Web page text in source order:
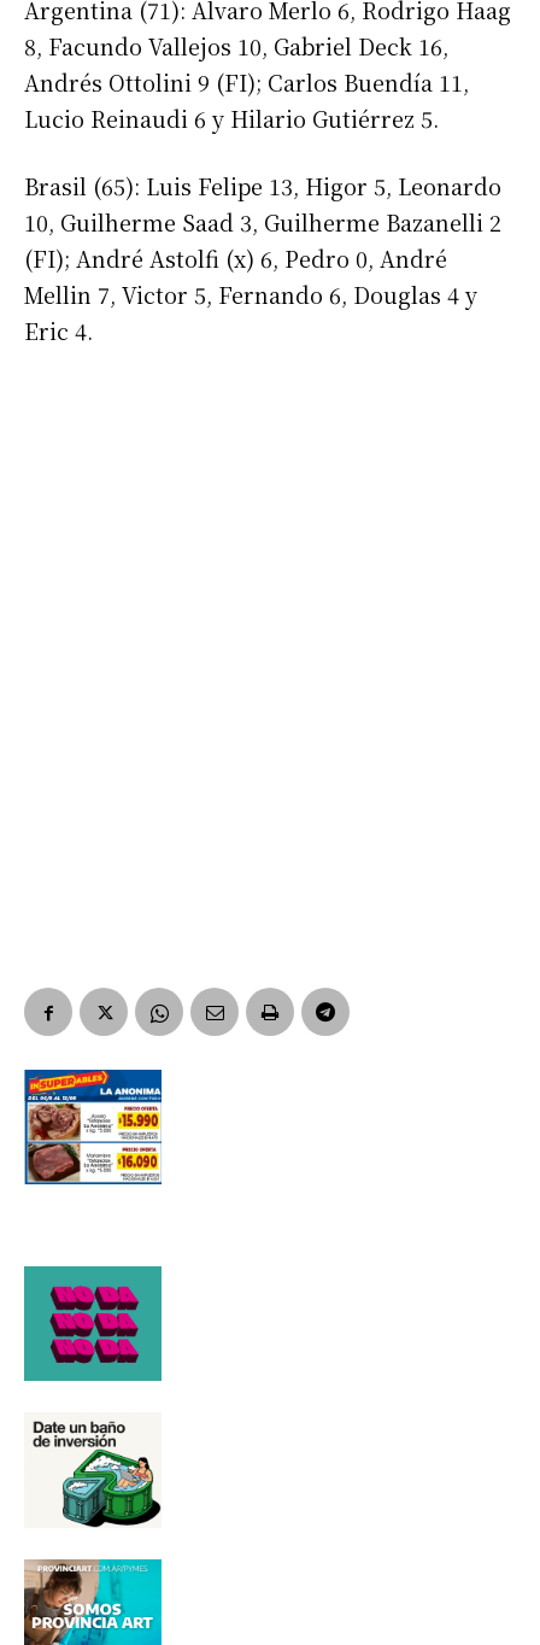
Suscribirme gratis
Dirección de correo electrónico*
Argentina (71): Alvaro Merlo 6, Rodrigo Haag
8, Facundo Vallejos 10, Gabriel Deck 16,
Andrés Ottolini 9 (FI); Carlos Buendía 11,
Lucio Reinaudi 6 y Hilario Gutiérrez 5.
Brasil (65): Luis Felipe 13, Higor 5, Leonardo
10, Guilherme Saad 3, Guilherme Bazanelli 2
(FI); André Astolfi (x) 6, Pedro 0, André
Mellin 7, Victor 5, Fernando 6, Douglas 4 y
Eric 4.